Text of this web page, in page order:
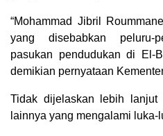
“Mohammad Jibril
yang disebabkan peluru-
pasukan pendudukan di El-
demikian pernyataan
Tidak dijelaskan lebih
lainnya yang mengalami